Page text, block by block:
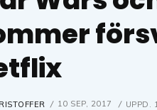
10 SEP, 2017 UPPD.